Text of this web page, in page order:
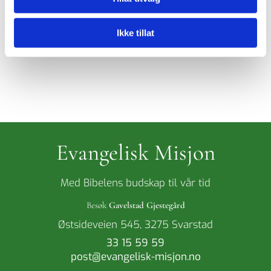
Ikke tillat
Gavelstad Gjestegård
/900 45 605
E-post. booking@gavelstad.no
Evangelisk Misjon
Med Bibelens budskap til vår tid
Besøk Gavelstad Gjestegård
Østsideveien 545, 3275 Svarstad
33 15 59 59
post@evangelisk-misjon.no